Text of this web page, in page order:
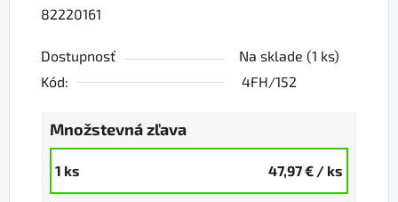
82220161
Dostupnosť Na sklade (1 ks)
Kód:
4FH/152
Množstevná zľava
1 ks 47,97 € / ks